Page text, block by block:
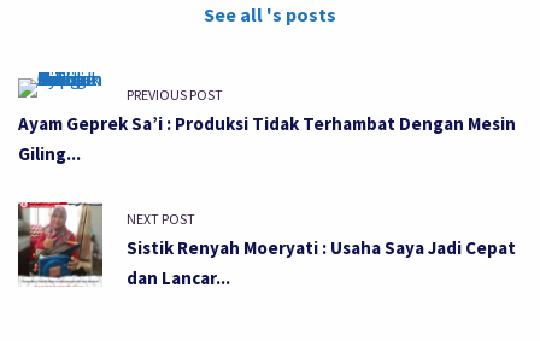
See all 's posts
PREVIOUS POST
Ayam Geprek Sa’i : Produksi Tidak Terhambat Dengan Mesin
Giling...
NEXT POST
Sistik Renyah Moeryati : Usaha Saya Jadi Cepat
dan Lancar...